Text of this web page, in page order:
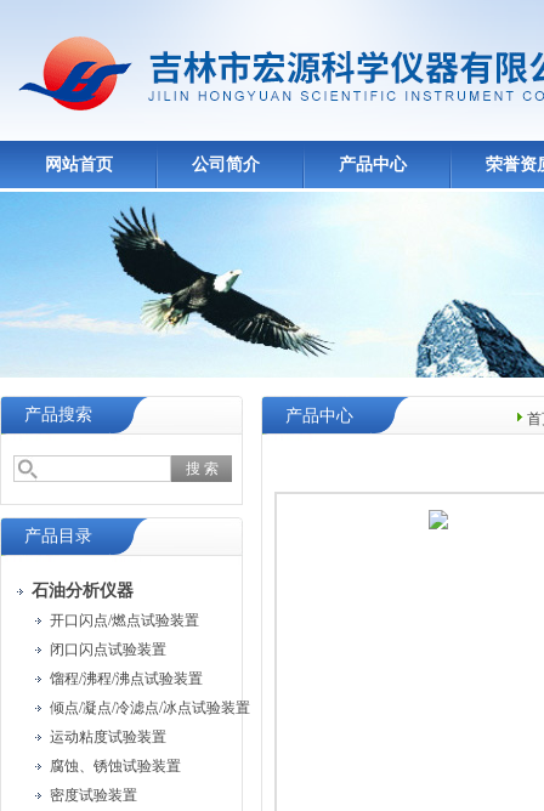
网站首页 公司简介 产品中心 荣誉资
产品搜索
产品目录
石油分析仪器
开口闪点/燃点试验装置
闭口闪点试验装置
馏程/沸程/沸点试验装置
倾点/凝点/冷滤点/冰点试验装置
运动粘度试验装置
腐蚀、锈蚀试验装置
密度试验装置
产品中心